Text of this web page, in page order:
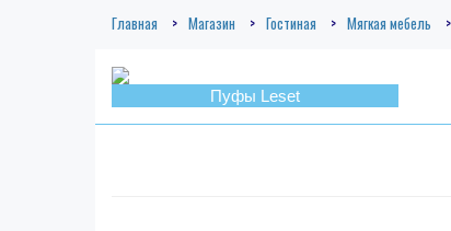
Главная Магазин Гостиная Мягкая мебель
Пуфы Leset